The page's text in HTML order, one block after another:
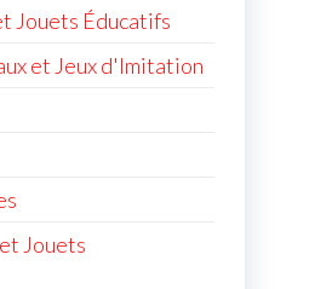
Jouets Éducatifs
et Jeux d'Imitation
Jouets